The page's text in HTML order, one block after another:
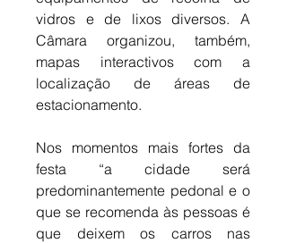
vidros e de lixos diversos. A
Câmara organizou, também,
mapas interactivos com a
localização de áreas de
estacionamento.
Nos momentos mais fortes da
festa “a cidade será
predominantemente pedonal e o
que se recomenda às pessoas é
que deixem os carros nas